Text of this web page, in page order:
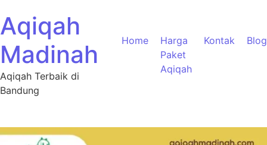
Aqiqah
Madinah
Aqiqah Terbaik di
Bandung
Home
Harga
Paket
Aqiqah
Kontak Blog